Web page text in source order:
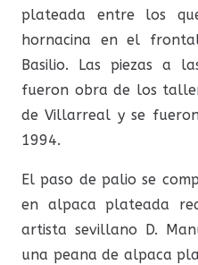
plateada entre los
hornacina en el
Basilio. Las piezas a
fueron obra de los
de Villarreal y se
1994.
El paso de palio se
en alpaca plateada
artista sevillano D.
una peana de alpaca